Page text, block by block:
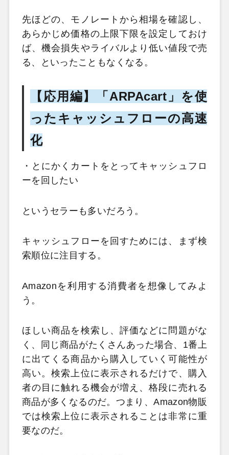
先ほどの、モノレートから相場を確認し、
あらかじめ価格の上限下限を設定しておけ
ば、機会損失やライバルより低い値段で売
る、といったこともなくなる。
【応用編】「ARPAcart」を使
ったキャッシュフローの高速
化
・とにかくカートをとってキャッシュフロ
ーを回したい
というセラーも多いだろう。
キャッシュフローを回すためには、まず検
索順位に注目する。
Amazonを利用する消費者を想像してみよ
う。
ほしい商品を検索し、評価などに問題がな
く、同じ商品がたくさんあった場合、1番上
に出てくる商品から購入していく可能性が
高い。検索上位に表示されるだけで、購入
者の目に触れる機会が増え、格段に売れる
商品が多くなるのだ。つまり、Amazon物販
では検索上位に表示されることは非常に重
要なのだ。